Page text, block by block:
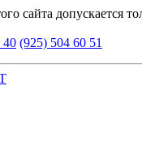
сайта допускается
40 (925) 504 60 51